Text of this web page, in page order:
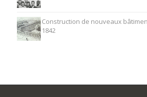
Construction de nouveaux
1842